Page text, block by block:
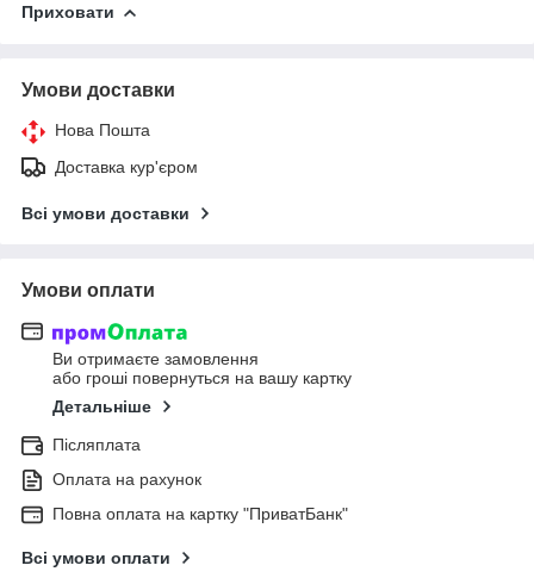
Приховати
Умови доставки
Нова Пошта
Доставка кур'єром
Всі умови доставки
Умови оплати
Ви отримаєте замовлення
або гроші повернуться на вашу картку
Детальніше
Післяплата
Оплата на рахунок
Повна оплата на картку "ПриватБанк"
Всі умови оплати